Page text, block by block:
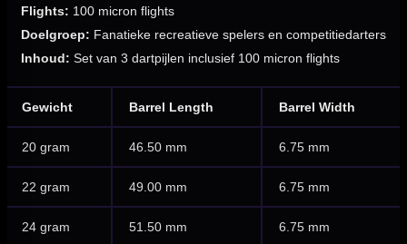
Flights: 100 micron flights
Doelgroep: Fanatieke recreatieve spelers en competitiedarters
Inhoud: Set van 3 dartpijlen inclusief 100 micron flights
Gewicht Barrel Length Barrel Width
20 gram 46.50 mm 6.75 mm
22 gram 49.00 mm 6.75 mm
24 gram 51.50 mm 6.75 mm